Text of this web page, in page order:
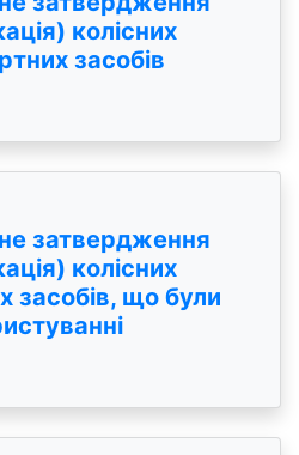
колісних
засобів
затвердження
колісних
засобів, що були